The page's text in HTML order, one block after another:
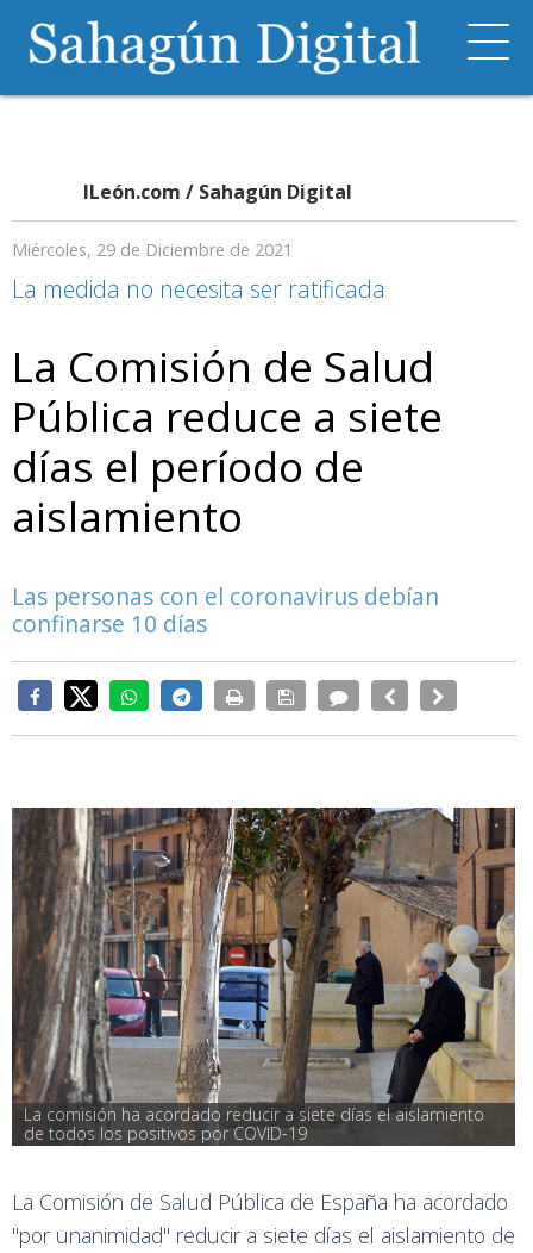
ILeón.com / Sahagún Digital
Miércoles, 29 de Diciembre de 2021
La medida no necesita ser ratificada
La Comisión de Salud
Pública reduce a siete
días el período de
aislamiento
Las personas con el coronavirus debían
confinarse 10 días
La comisión ha acordado reducir a siete días el aislamiento
de todos los positivos por COVID-19
La Comisión de Salud Pública de España ha acordado
"por unanimidad" reducir a siete días el aislamiento de